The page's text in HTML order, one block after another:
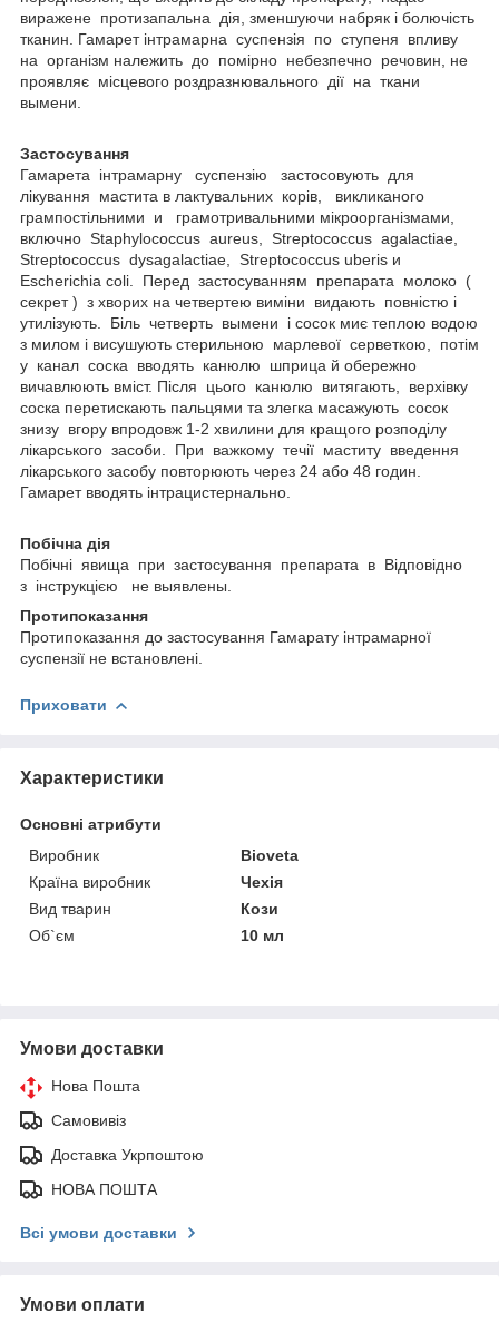
виражене протизапальна дія, зменшуючи набряк і болючість
тканин. Гамарет інтрамарна суспензія по ступеня впливу
на організм належить до помірно небезпечно речовин, не
проявляє місцевого роздразнювального дії на ткани
вымени.
Застосування
Гамарета інтрамарну суспензію застосовують для
лікування мастита в лактувальних корів, викликаного
грампостільними и грамотривальними мікроорганізмами,
включно Staphylococcus aureus, Streptococcus agalactiae,
Streptococcus dysagalactiae, Streptococcus uberis и
Escherichia coli. Перед застосуванням препарата молоко (
секрет ) з хворих на четвертею виміни видають повністю і
утилізують. Біль четверть вымени і сосок миє теплою водою
з милом і висушують стерильною марлевої серветкою, потім
у канал соска вводять канюлю шприца й обережно
вичавлюють вміст. Після цього канюлю витягають, верхівку
соска перетискають пальцями та злегка масажують сосок
знизу вгору впродовж 1-2 хвилини для кращого розподілу
лікарського засоби. При важкому течії маститу введення
лікарського засобу повторюють через 24 або 48 годин.
Гамарет вводять інтрацистернально.
Побічна дія
Побічні явища при застосування препарата в Відповідно
з інструкцією не выявлены.
Протипоказання
Протипоказання до застосування Гамарату інтрамарної
суспензії не встановлені.
Приховати
Характеристики
Основні атрибути
Виробник
Bioveta
Країна виробник
Чехія
Вид тварин
Кози
Об`єм
10 мл
Умови доставки
Нова Пошта
Самовивіз
Доставка Укрпоштою
НОВА ПОШТА
Всі умови доставки
Умови оплати